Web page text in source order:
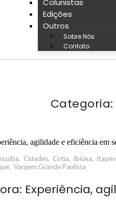
Colunistas
Edições
Outros
Sobre Nós
Contato
Categoria:
, Cidades, Cotia, Ibiúna,
, Vargem Grande Paulista
Experiência,